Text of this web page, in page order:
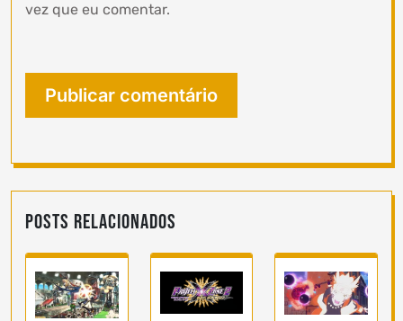
vez que eu comentar.
Posts Relacionados